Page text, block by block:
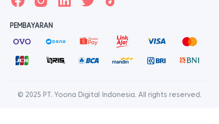
PEMBAYARAN
© 2025 PT. Yoona Digital Indonesia. All rights reserved.